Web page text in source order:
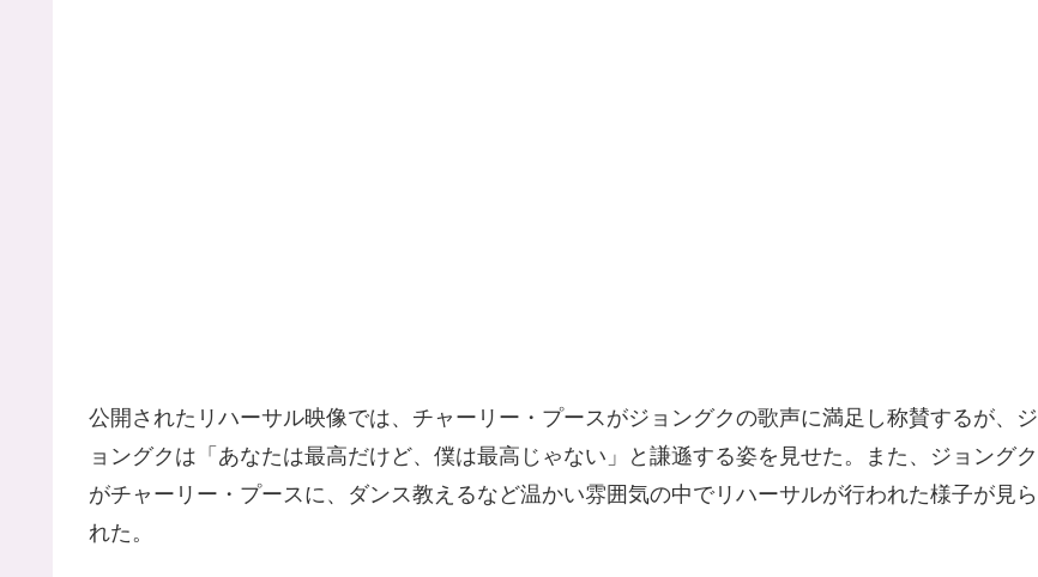
公開されたリハーサル映像では、チャーリー・プースがジョングクの歌声に満足し称賛するが、ジ
ョングクは「あなたは最高だけど、僕は最高じゃない」と謙遜する姿を見せた。また、ジョングク
がチャーリー・プースに、ダンス教えるなど温かい雰囲気の中でリハーサルが行われた様子が見ら
れた。